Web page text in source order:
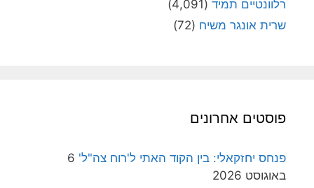
רלוונטיים תמיד (4,091)
שרית אונגר משיח (72)
פוסטים אחרונים
פנחס יחזקאלי: בין הקוד האתי ל'רוח צה"ל' 6
באוגוסט 2026